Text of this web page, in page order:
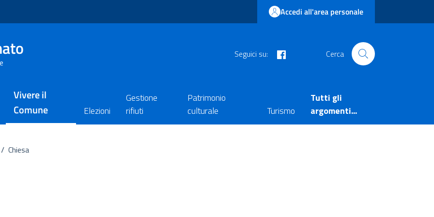
Accedi all'area personale
Seguici su: Cerca
Vivere il
Comune
Elezioni
Gestione
rifiuti
Patrimonio
culturale
Turismo
Tutti gli
argomenti...
/ Chiesa